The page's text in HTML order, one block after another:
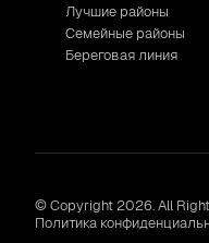
Лучшие районы
Семейные районы
Береговая линия
© Copyright 2026. All
Политика